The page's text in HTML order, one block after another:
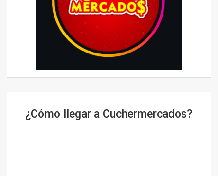
¿Cómo llegar a Cuchermercados?